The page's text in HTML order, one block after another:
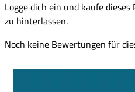
Logge dich ein und kaufe
zu hinterlassen.
Noch keine Bewertungen für